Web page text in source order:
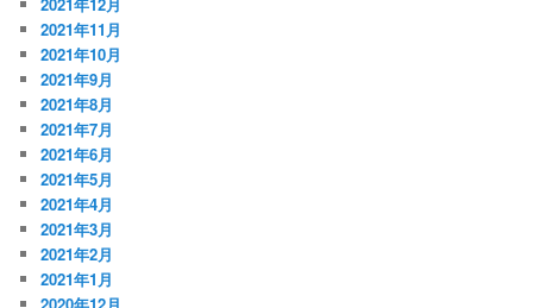
2021年11月
2021年10月
2021年9月
2021年8月
2021年7月
2021年6月
2021年5月
2021年4月
2021年3月
2021年2月
2021年1月